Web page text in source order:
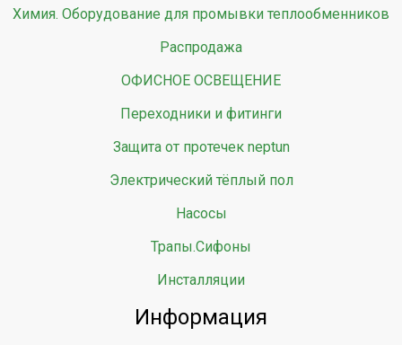
Химия. Оборудование для промывки теплообменников
Распродажа
ОФИСНОЕ ОСВЕЩЕНИЕ
Переходники и фитинги
Защита от протечек neptun
Электрический тёплый пол
Насосы
Трапы.Сифоны
Инсталляции
Информация